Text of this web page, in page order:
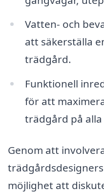
Vatten- och
att säkerställa
trädgård.
Funktionell
för att
trädgård på
Genom att
möjlighet att